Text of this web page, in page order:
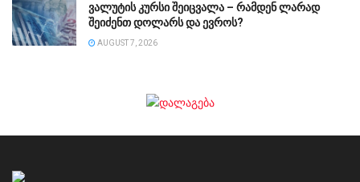
ვალუტის კურსი შეიცვალა – რამდენ ლარად
შეიძენთ დოლარს და ევროს?
AUGUST 7, 2026